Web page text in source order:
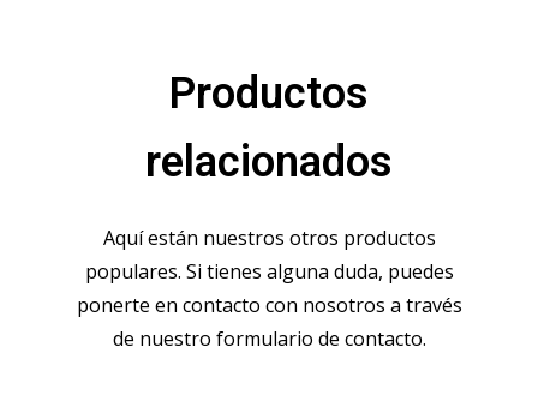
Productos
relacionados
Aquí están nuestros otros productos
populares. Si tienes alguna duda, puedes
ponerte en contacto con nosotros a través
de nuestro formulario de contacto.